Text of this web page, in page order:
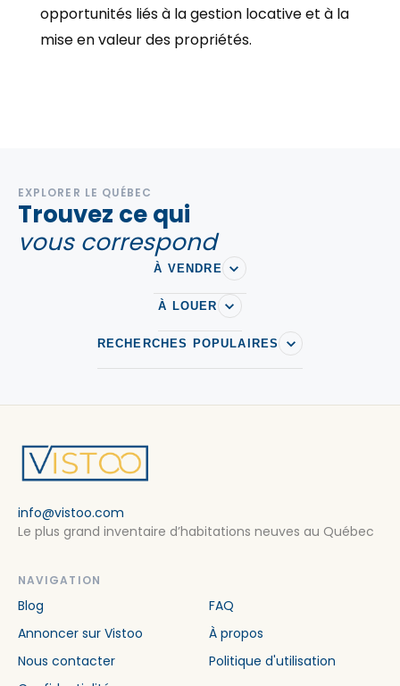
opportunités liés à la gestion locative et à la
mise en valeur des propriétés.
EXPLORER LE QUÉBEC
Trouvez ce qui
vous correspond
À VENDRE
À LOUER
RECHERCHES POPULAIRES
info@vistoo.com
Le plus grand inventaire d’habitations neuves au Québec
NAVIGATION
Blog
FAQ
Annoncer sur Vistoo
À propos
Nous contacter
Politique d'utilisation